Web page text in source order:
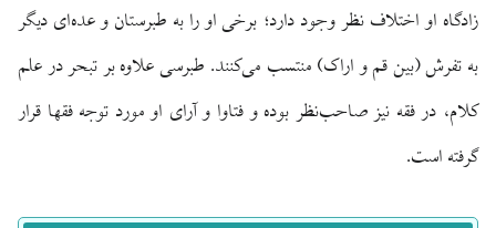
زادگاه او اختلاف نظر وجود دارد؛ برخی او را به طبرستان و عده‌ای دیگر
به تفرش (بین قم و اراک) منتسب می‌کنند. طبرسی علاوه بر تبحر در علم
کلام، در فقه نیز صاحب‌نظر بوده و فتاوا و آرای او مورد توجه فقها قرار
گرفته است.